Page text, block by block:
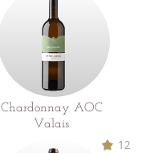
Chardonnay AOC
Valais
12